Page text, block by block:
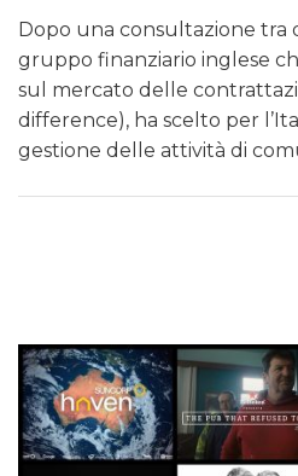
Dopo una consultazione tra
gruppo finanziario inglese
sul mercato delle
difference), ha scelto per
gestione delle attività di